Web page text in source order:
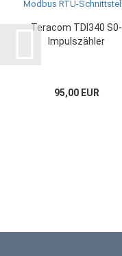
Teracom TDI340 S0-
Impulszähler
95,00 EUR